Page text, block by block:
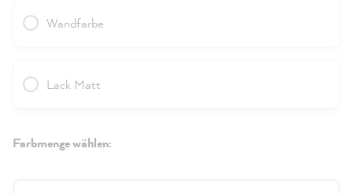
Wandfarbe
Lack Matt
Farbmenge wählen: